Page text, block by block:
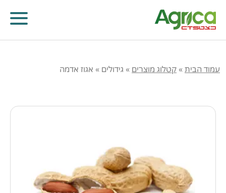
עמוד הבית»קטלוג מוצרים » גידולים » אגוז אדמה